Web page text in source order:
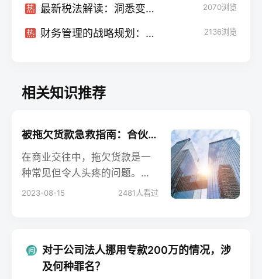
热 最新税法解读：洞悉变化，把握机遇 2070浏览
热 财务管理的战略规划：从长远角度优化财务 2136浏览
相关知识推荐
被拖欠货款急救指南：合伙开公司法人的应对之道
在商业交往中，拖欠货款是一
种常见但令人头疼的问题。如
果您是合伙开公司的法人，面
2023-08-15 2481 人看过
对于公司法人挪用专款200万的情况，涉
及何种罪名？